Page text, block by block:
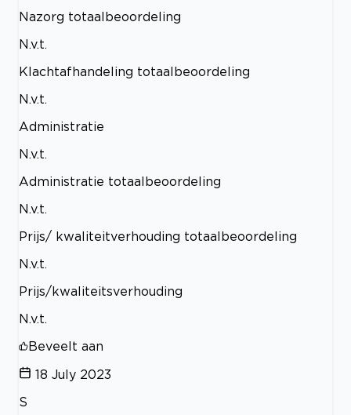
Nazorg totaalbeoordeling
N.v.t.
Klachtafhandeling totaalbeoordeling
N.v.t.
Administratie
N.v.t.
Administratie totaalbeoordeling
N.v.t.
Prijs/ kwaliteitverhouding totaalbeoordeling
N.v.t.
Prijs/kwaliteitsverhouding
N.v.t.
Beveelt aan
18 July 2023
S